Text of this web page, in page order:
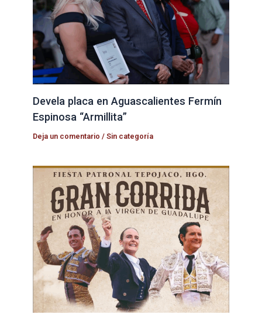
Devela placa en Aguascalientes Fermín
Espinosa “Armillita”
Deja un comentario /Sin categoría